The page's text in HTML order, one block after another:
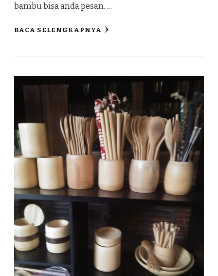
bambu bisa anda pesan. …
BACA SELENGKAPNYA